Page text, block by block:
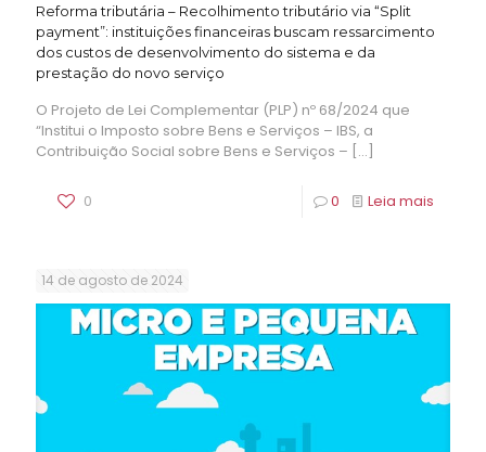
Reforma tributária – Recolhimento tributário via “Split
payment”: instituições financeiras buscam ressarcimento
dos custos de desenvolvimento do sistema e da
prestação do novo serviço
O Projeto de Lei Complementar (PLP) nº 68/2024 que
“Institui o Imposto sobre Bens e Serviços – IBS, a
Contribuição Social sobre Bens e Serviços – […]
0 0 Leia mais
14 de agosto de 2024